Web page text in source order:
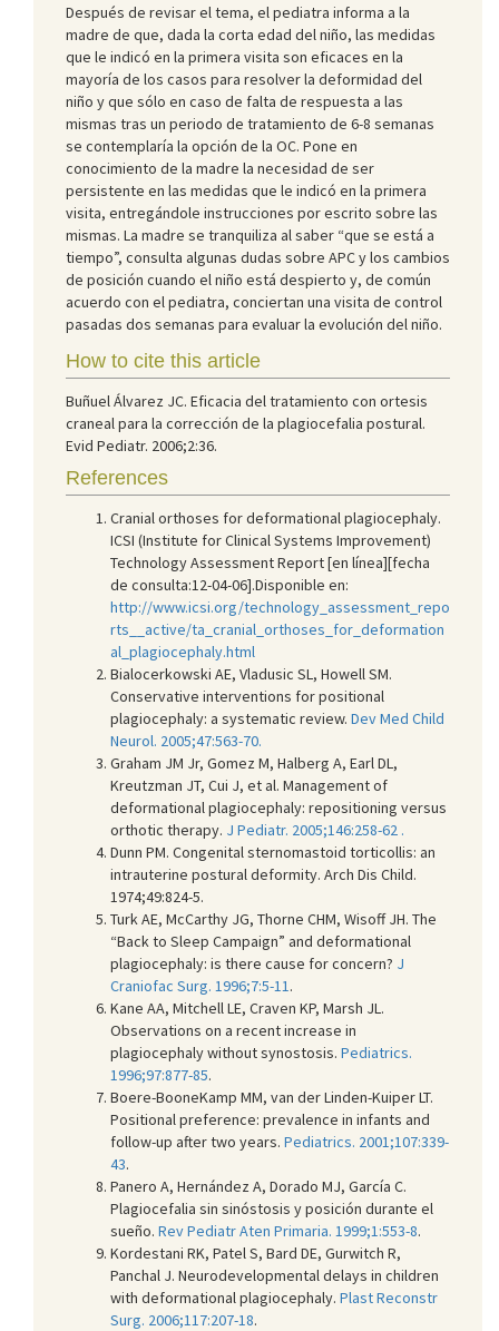
Después de revisar el tema, el pediatra informa a la
madre de que, dada la corta edad del niño, las medidas
que le indicó en la primera visita son eficaces en la
mayoría de los casos para resolver la deformidad del
niño y que sólo en caso de falta de respuesta a las
mismas tras un periodo de tratamiento de 6-8 semanas
se contemplaría la opción de la OC. Pone en
conocimiento de la madre la necesidad de ser
persistente en las medidas que le indicó en la primera
visita, entregándole instrucciones por escrito sobre las
mismas. La madre se tranquiliza al saber “que se está a
tiempo”, consulta algunas dudas sobre APC y los cambios
de posición cuando el niño está despierto y, de común
acuerdo con el pediatra, conciertan una visita de control
pasadas dos semanas para evaluar la evolución del niño.
How to cite this article
Buñuel Álvarez JC. Eficacia del tratamiento con ortesis
craneal para la corrección de la plagiocefalia postural.
Evid Pediatr. 2006;2:36.
References
Cranial orthoses for deformational plagiocephaly.
ICSI (Institute for Clinical Systems Improvement)
Technology Assessment Report [en línea][fecha
de consulta:12-04-06].Disponible en:
http://www.icsi.org/technology_assessment_repo
rts__active/ta_cranial_orthoses_for_deformation
al_plagiocephaly.html
Bialocerkowski AE, Vladusic SL, Howell SM.
Conservative interventions for positional
plagiocephaly: a systematic review. Dev Med Child
Neurol. 2005;47:563-70.
Graham JM Jr, Gomez M, Halberg A, Earl DL,
Kreutzman JT, Cui J, et al. Management of
deformational plagiocephaly: repositioning versus
orthotic therapy. J Pediatr. 2005;146:258-62 .
Dunn PM. Congenital sternomastoid torticollis: an
intrauterine postural deformity. Arch Dis Child.
1974;49:824-5.
Turk AE, McCarthy JG, Thorne CHM, Wisoff JH. The
“Back to Sleep Campaign” and deformational
plagiocephaly: is there cause for concern? J
Craniofac Surg. 1996;7:5-11 .
Kane AA, Mitchell LE, Craven KP, Marsh JL.
Observations on a recent increase in
plagiocephaly without synostosis. Pediatrics.
1996;97:877-85.
Boere-BooneKamp MM, van der Linden-Kuiper LT.
Positional preference: prevalence in infants and
follow-up after two years. Pediatrics. 2001;107:339-
43.
Panero A, Hernández A, Dorado MJ, García C.
Plagiocefalia sin sinóstosis y posición durante el
sueño. Rev Pediatr Aten Primaria. 1999;1:553-8.
Kordestani RK, Patel S, Bard DE, Gurwitch R,
Panchal J. Neurodevelopmental delays in children
with deformational plagiocephaly. Plast Reconstr
Surg. 2006;117:207-18.